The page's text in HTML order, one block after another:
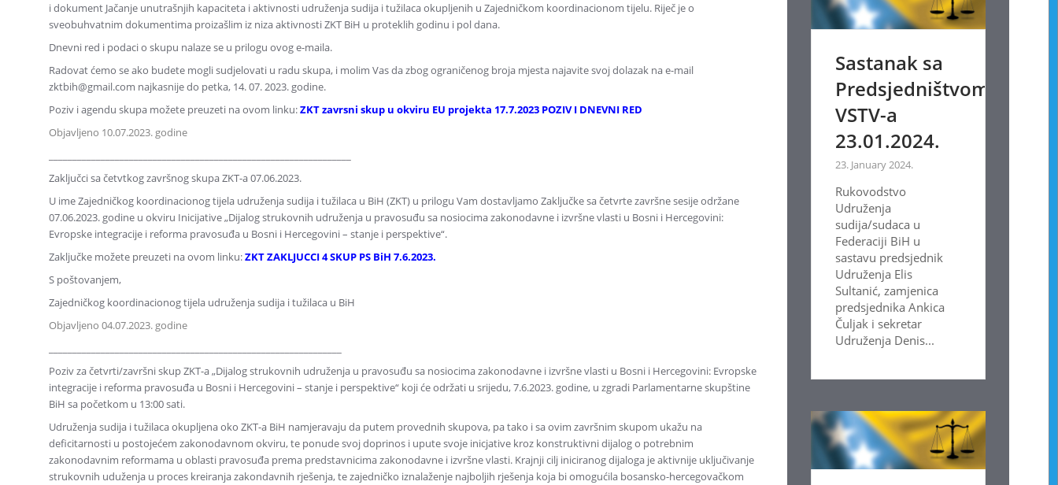
i dokument Jačanje unutrašnjih kapaciteta i aktivnosti udruženja sudija i tužilaca okupljenih u Zajedničkom koordinacionom tijelu. Riječ je o
sveobuhvatnim dokumentima proizašlim iz niza aktivnosti ZKT BiH u proteklih godinu i pol dana.
Dnevni red i podaci o skupu nalaze se u prilogu ovog e-maila.
Radovat ćemo se ako budete mogli sudjelovati u radu skupa, i molim Vas da zbog ograničenog broja mjesta najavite svoj dolazak na e-mail
zktbih@gmail.com najkasnije do petka, 14. 07. 2023. godine.
Poziv i agendu skupa možete preuzeti na ovom linku:ZKT zavrsni skup u okviru EU projekta 17.7.2023 POZIV I DNEVNI RED
Objavljeno 10.07.2023. godine
Zaključci sa četvtkog završnog skupa ZKT-a 07.06.2023.
U ime Zajedničkog koordinacionog tijela udruženja sudija i tužilaca u BiH (ZKT) u prilogu Vam dostavljamo Zaključke sa četvrte završne sesije održane
07.06.2023. godine u okviru Inicijative „Dijalog strukovnih udruženja u pravosuđu sa nosiocima zakonodavne i izvršne vlasti u Bosni i Hercegovini:
Evropske integracije i reforma pravosuđa u Bosni i Hercegovini – stanje i perspektive“.
Zaključke možete preuzeti na ovom linku:ZKT ZAKLJUCCI 4 SKUP PS BiH 7.6.2023.
S poštovanjem,
Zajedničkog koordinacionog tijela udruženja sudija i tužilaca u BiH
Objavljeno 04.07.2023. godine
Poziv za četvrti/završni skup ZKT-a „Dijalog strukovnih udruženja u pravosuđu sa nosiocima zakonodavne i izvršne vlasti u Bosni i Hercegovini: Evropske
integracije i reforma pravosuđa u Bosni i Hercegovini – stanje i perspektive“ koji će održati u srijedu, 7.6.2023. godine, u zgradi Parlamentarne skupštine
BiH sa početkom u 13:00 sati.
Udruženja sudija i tužilaca okupljena oko ZKT-a BiH namjeravaju da putem provednih skupova, pa tako i sa ovim završnim skupom ukažu na
deficitarnosti u postojećem zakonodavnom okviru, te ponude svoj doprinos i upute svoje inicjative kroz konstruktivni dijalog o potrebnim
zakonodavnim reformama u oblasti pravosuđa prema predstavnicima zakonodavne i izvršne vlasti. Krajnji cilj iniciranog dijaloga je aktivnije uključivanje
strukovnih uduženja u proces kreiranja zakondavnih rješenja, te zajedničko iznalaženje najboljih rješenja koja bi omogućila bosansko-hercegovačkom
Sastanak sa
Predsjedništvom
VSTV-a
23.01.2024.
23. January 2024.
Rukovodstvo
Udruženja
sudija/sudaca u
Federaciji BiH u
sastavu predsjednik
Udruženja Elis
Sultanić, zamjenica
predsjednika Ankica
Čuljak i sekretar
Udruženja Denis...